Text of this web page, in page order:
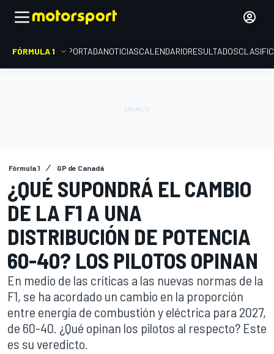
FÓRMULA 1 PORTADANOTICIASCALENDARIORESULTADOS
Fórmula 1 GP de Canadá
¿QUÉ SUPONDRÁ EL CAMBIO
DE LA F1 A UNA
DISTRIBUCIÓN DE POTENCIA
60-40? LOS PILOTOS OPINAN
En medio de las críticas a las nuevas normas de la
F1, se ha acordado un cambio en la proporción
entre energía de combustión y eléctrica para 2027,
de 60-40. ¿Qué opinan los pilotos al respecto? Este
es su veredicto.